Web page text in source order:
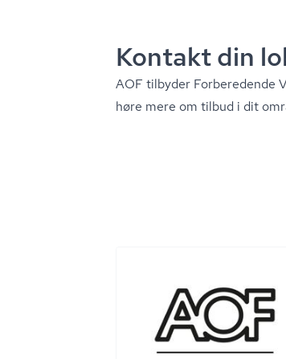
Kontakt din
AOF tilbyder Forberedende
høre mere om tilbud i dit